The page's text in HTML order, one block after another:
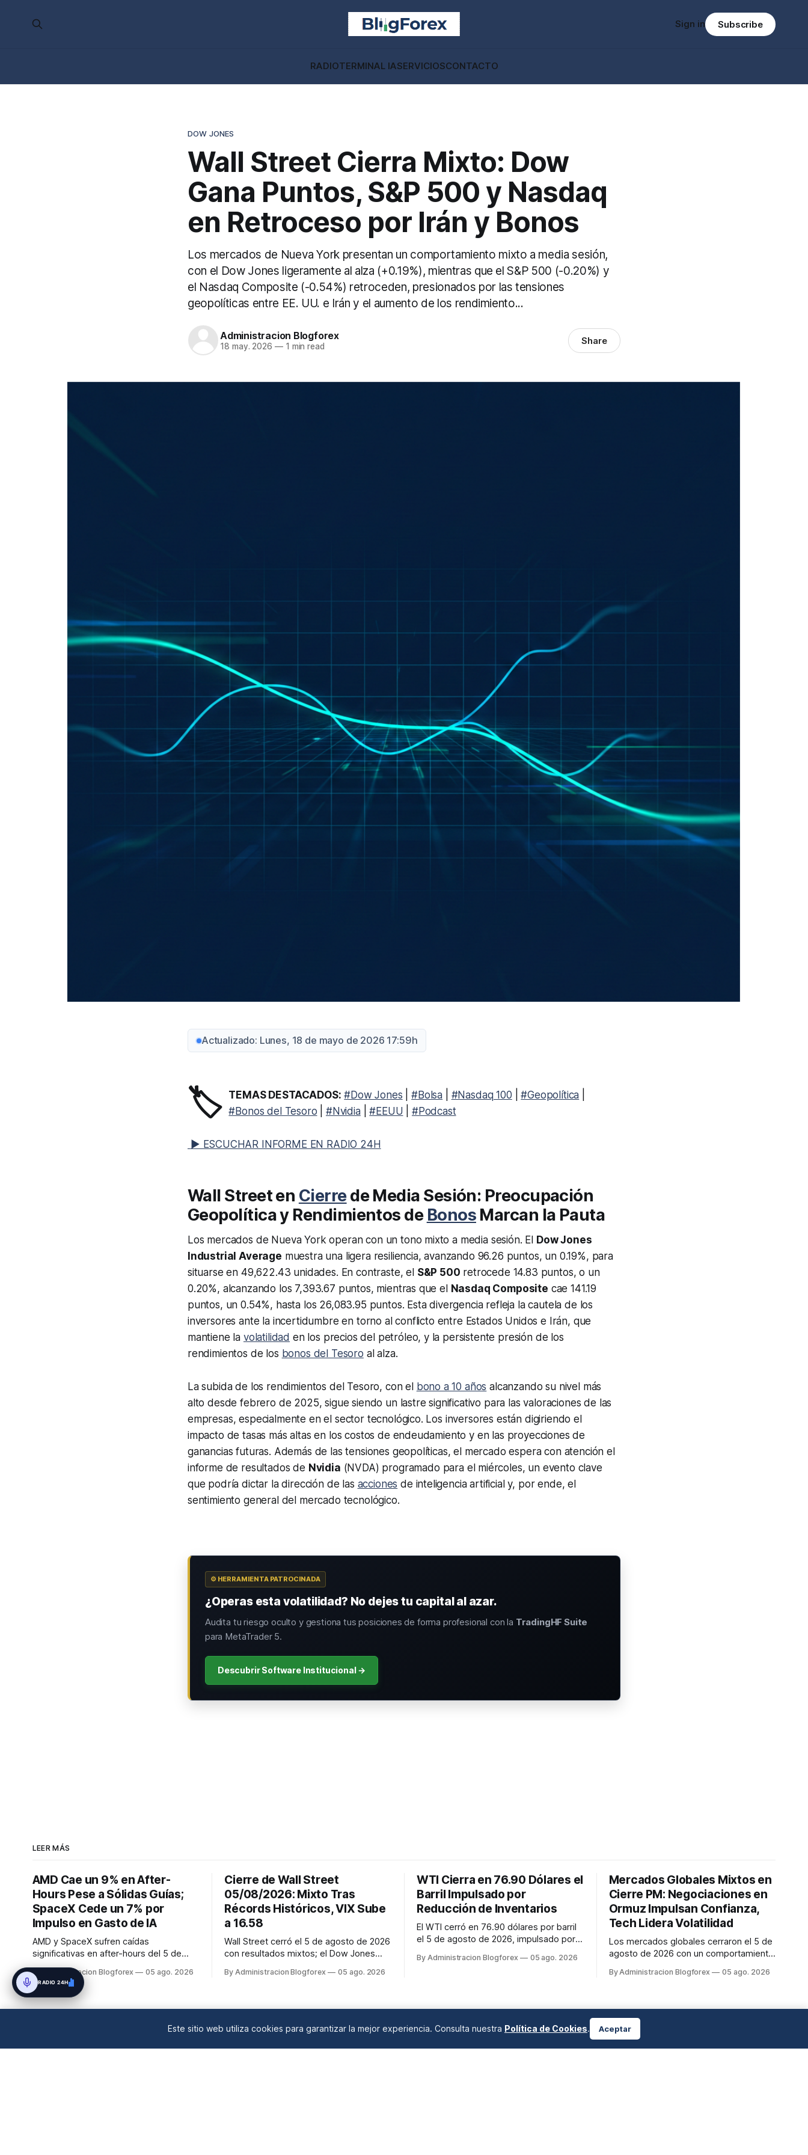
RADIOTERMINAL IASERVICIOSCONTACTO
Sign in Subscribe
DOW JONES
Wall Street Cierra Mixto: Dow
Gana Puntos, S&P 500 y Nasdaq
en Retroceso por Irán y Bonos
Los mercados de Nueva York presentan un comportamiento mixto a media sesión,
con el Dow Jones ligeramente al alza (+0.19%), mientras que el S&P 500 (-0.20%) y
el Nasdaq Composite (-0.54%) retroceden, presionados por las tensiones
geopolíticas entre EE. UU. e Irán y el aumento de los rendimiento...
Administracion Blogforex
18 may. 2026 —1 min read Share
Actualizado: Lunes, 18 de mayo de 2026 17:59h
🏷️ TEMAS DESTACADOS: #Dow Jones |#Bolsa #Nasdaq 100 |#Geopolítica
#Bonos del Tesoro
#Nvidia|#EEUU #Podcast
▶ ESCUCHAR INFORME EN RADIO 24H
Wall Street en Cierrede Media Sesión: Preocupación
Geopolítica y Rendimientos de BonosMarcan la Pauta
Los mercados de Nueva York operan con un tono mixto a media sesión. El Dow Jones
Industrial Average muestra una ligera resiliencia, avanzando 96.26 puntos, un 0.19%, para
situarse en 49,622.43 unidades. En contraste, el S&P 500 retrocede 14.83 puntos, o un
0.20%, alcanzando los 7,393.67 puntos, mientras que el
Nasdaq Composite cae 141.19
puntos, un 0.54%, hasta los 26,083.95 puntos. Esta divergencia refleja la cautela de los
inversores ante la incertidumbre en torno al conflicto entre Estados Unidos e Irán, que
mantiene la volatilidad en los precios del petróleo, y la persistente presión de los
rendimientos de los bonos del Tesoro al alza.
La subida de los rendimientos del Tesoro, con el bono a 10 años alcanzando su nivel más
alto desde febrero de 2025, sigue siendo un lastre significativo para las valoraciones de las
empresas, especialmente en el sector tecnológico. Los inversores están digiriendo el
impacto de tasas más altas en los costos de endeudamiento y en las proyecciones de
ganancias futuras. Además de las tensiones geopolíticas, el mercado espera con atención el
informe de resultados de Nvidia (NVDA) programado para el miércoles, un evento clave
que podría dictar la dirección de las acciones de inteligencia artificial y, por ende, el
sentimiento general del mercado tecnológico.
⚙️ HERRAMIENTA PATROCINADA
¿Operas esta volatilidad? No dejes tu capital al azar.
Audita tu riesgo oculto y gestiona tus posiciones de forma profesional con la TradingHF Suite
para MetaTrader 5.
Descubrir Software Institucional →
LEER MÁS
AMD Cae un 9% en After-
Hours Pese a Sólidas Guías;
SpaceX Cede un 7% por
Impulso en Gasto de IA
AMD y SpaceX sufren caídas
significativas en after-hours del 5 de
agosto a pesar de resultados que
superaron algunas expectativas,
mientras que Owens Corning y Bloomin'
Brands presentan balances positivos.
By Administracion Blogforex 05 ago. 2026
Cierre de Wall Street
05/08/2026: Mixto Tras
Récords Históricos, VIX Sube
a 16.58
Wall Street cerró el 5 de agosto de 2026
con resultados mixtos; el Dow Jones
S&P 500 cayó 0.2% a 7,723.55 y el
petróleo gracias a las expectati...
By Administracion Blogforex 05 ago. 2026
WTI Cierra en 76.90 Dólares el
Barril Impulsado por
Reducción de Inventarios
El WTI cerró en 76.90 dólares por barril
el 5 de agosto de 2026, impulsado por
inventarios de crudo de EE. UU. que
By Administracion Blogforex 05 ago. 2026
Mercados Globales Mixtos en
Cierre PM: Negociaciones en
Ormuz Impulsan Confianza,
Tech Lidera Volatilidad
Los mercados globales cerraron el 5 de
agosto de 2026 con un comportamiento
subió un 0.9% a nuevos máximos,
79.79 USD, influenciado por las...
By Administracion Blogforex 05 ago. 2026
Este sitio web utiliza cookies para garantizar la mejor experiencia. Consulta nuestra Política de Cookies. Aceptar
RADIO 24H